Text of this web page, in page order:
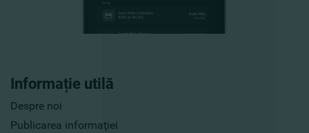
Informație utilă
Despre noi
Publicarea informaţiei